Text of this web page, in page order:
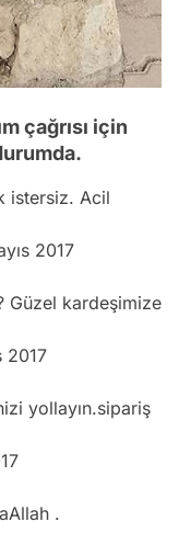
çağrısı için
istersiz. Acil
2017
Güzel kardeşimize
2017
yollayın.sipariş
.